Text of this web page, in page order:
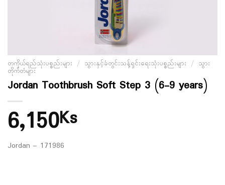
တကိုယ်ရည်သုံးပစ္စည်းများ / သွားနှင့်ခံတွင်းသန့်ရှင်းရေးသုံးပစ္စည်းများ / သွား
တိုက်တံများ
Jordan Toothbrush Soft Step 3 (6-9 years)
6,150Ks
Jordan – 171986